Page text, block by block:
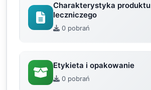
Charakterystyka produktu
leczniczego
0 pobrań
Etykieta i opakowanie
0 pobrań